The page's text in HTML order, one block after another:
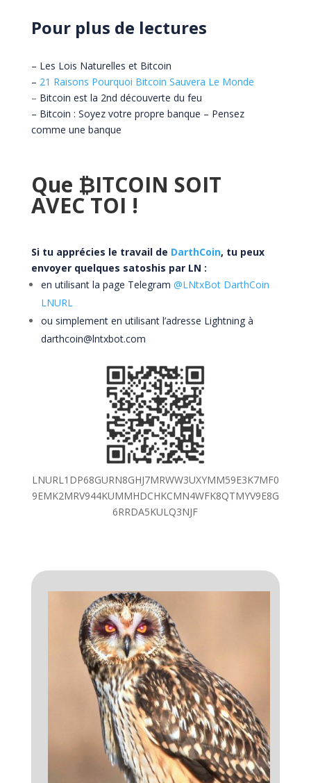
Pour plus de lectures
– Les Lois Naturelles et Bitcoin
– 21 Raisons Pourquoi Bitcoin Sauvera Le Monde
– Bitcoin est la 2nd découverte du feu
– Bitcoin : Soyez votre propre banque – Pensez
comme une banque
Que ₿ITCOIN SOIT
AVEC TOI !
Si tu apprécies le travail de DarthCoin, tu peux
envoyer quelques satoshis par LN :
en utilisant la page Telegram @LNtxBot DarthCoin
LNURL
ou simplement en utilisant l’adresse Lightning à
darthcoin@lntxbot.com
LNURL1DP68GURN8GHJ7MRWW3UXYMM59E3K7MF0
9EMK2MRV944KUMMHDCHKCMN4WFK8QTMYV9E8G
6RRDA5KULQ3NJF